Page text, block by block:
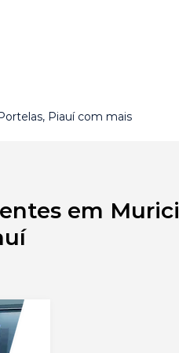
Piauí com mais
em Murici